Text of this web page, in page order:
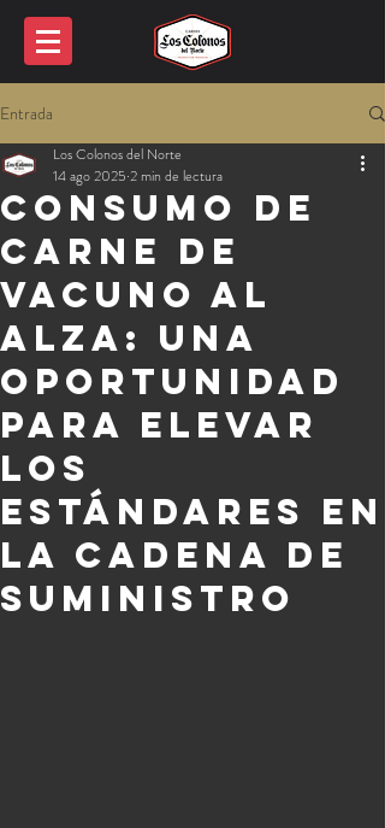
Entrada
Consumo de
carne de
vacuno al
alza: una
oportunidad
para elevar
los
estándares en
la cadena de
suministro
Los Colonos del Norte
14 ago 2025 2 min de lectura